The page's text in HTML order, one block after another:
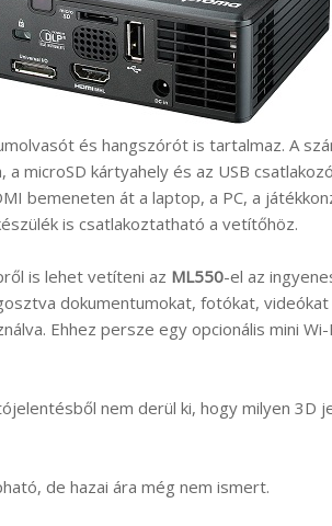
és hangszórót is tartalmaz. A
kártyahely és az USB csatlakozó
bemeneten át a laptop, a PC, a
is csatlakoztatható a vetítőhöz.
is lehet vetíteni az ML550-el az
dokumentumokat, fotókat, videókat
Ehhez persze egy opcionális mini
nem derül ki, hogy milyen 3D
de hazai ára még nem ismert.